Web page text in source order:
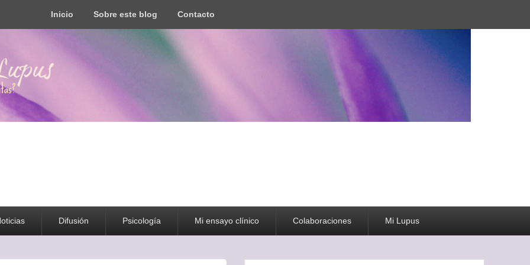
Inicio Sobre este blog Contacto
todo tipo de información y recursos
Difusión Psicología Mi ensayo clínico Colaboraciones Mi Lupus